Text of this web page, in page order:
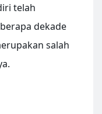
telah
dekade
salah